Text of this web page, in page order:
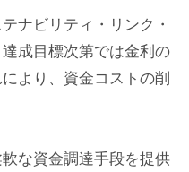
ナビリティ・リンク・
成目標次第では金利の
より、資金コストの削
な資金調達手段を提供